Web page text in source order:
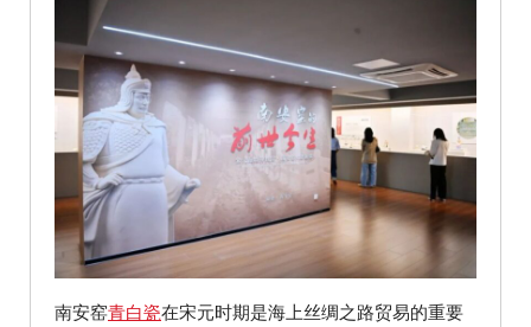
南安窑青白瓷在宋元时期是海上丝绸之路贸易的重要